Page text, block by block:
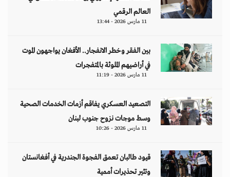
العالم الرقمي
11 مارس 2026 - 13:44
بين الفقر وخطر الانفجار.. الأفغان يواجهون الموت
في أراضيهم الملوثة بالمتفجرات
11 مارس 2026 - 11:19
التصعيد العسكري يفاقم أزمات الخدمات الصحية
وسط موجات نزوح جنوب لبنان
11 مارس 2026 - 10:26
قيود طالبان تعمق الفجوة الجندرية في أفغانستان
وتثير تحذيرات أممية